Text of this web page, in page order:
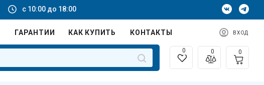
с 10:00 до 18:00
ГАРАНТИИ КАК КУПИТЬ КОНТАКТЫ ВХОД
0 0 0